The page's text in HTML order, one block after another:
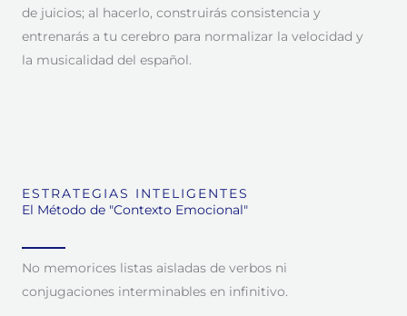
de juicios; al hacerlo, construirás consistencia y
entrenarás a tu cerebro para normalizar la velocidad y
la musicalidad del español.
ESTRATEGIAS INTELIGENTES
El Método de "Contexto Emocional"
No memorices listas aisladas de verbos ni
conjugaciones interminables en infinitivo.